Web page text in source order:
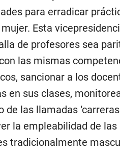
para erradicar
Esta
de profesores sea
las mismas
sancionar a los
en sus clases,
de las llamadas
la empleabilidad de
tradicionalmente